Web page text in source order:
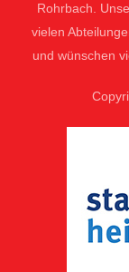
Rohrbach.
vielen
und wünschen